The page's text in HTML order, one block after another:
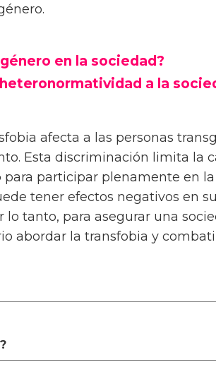
en la sociedad?
a la
afecta a las personas
Esta discriminación limita la
para participar plenamente en
tener efectos negativos en su
lo tanto, para asegurar una
abordar la transfobia y